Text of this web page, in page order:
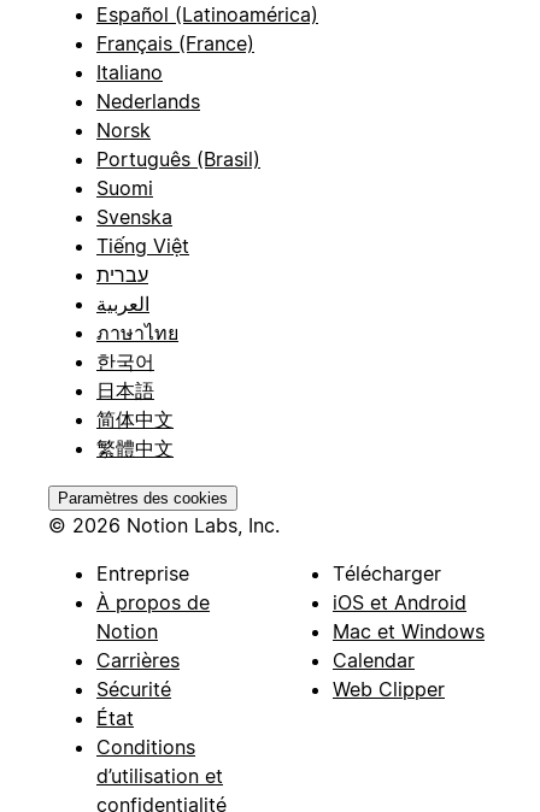
Español (Latinoamérica)
Français (France)
Italiano
Nederlands
Norsk
Português (Brasil)
Suomi
Svenska
Tiếng Việt
עברית
العربية
ภาษาไทย
한국어
日本語
简体中文
繁體中文
Paramètres des cookies
© 2026 Notion Labs, Inc.
Entreprise
À propos de
Notion
Carrières
Sécurité
État
Conditions
d’utilisation et
confidentialité
Télécharger
iOS et Android
Mac et Windows
Calendar
Web Clipper